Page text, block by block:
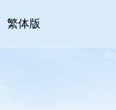
繁体版